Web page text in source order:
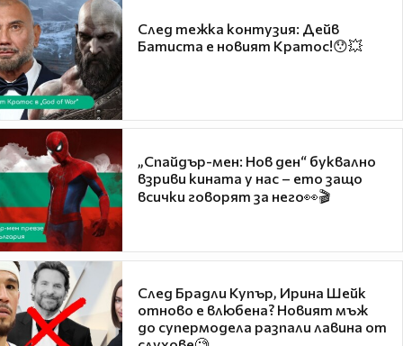
След тежка контузия: Дейв
Батиста е новият Кратос!😯💥
„Спайдър-мен: Нов ден“ буквално
взриви кината у нас – ето защо
всички говорят за него👀🎬
След Брадли Купър, Ирина Шейк
отново е влюбена? Новият мъж
до супермодела разпали лавина от